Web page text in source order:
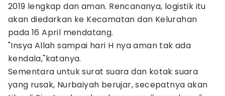
2019 lengkap dan aman. Rencananya, logistik itu
akan diedarkan ke Kecamatan dan Kelurahan
pada 16 April mendatang.
"Insya Allah sampai hari H nya aman tak ada
kendala,"katanya.
Sementara untuk surat suara dan kotak suara
yang rusak, Nurbaiyah berujar, secepatnya akan